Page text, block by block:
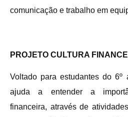
comunicação e trabalho em
PROJETO CULTURA
Voltado para estudantes do 6º
ajuda a entender a
financeira, através de